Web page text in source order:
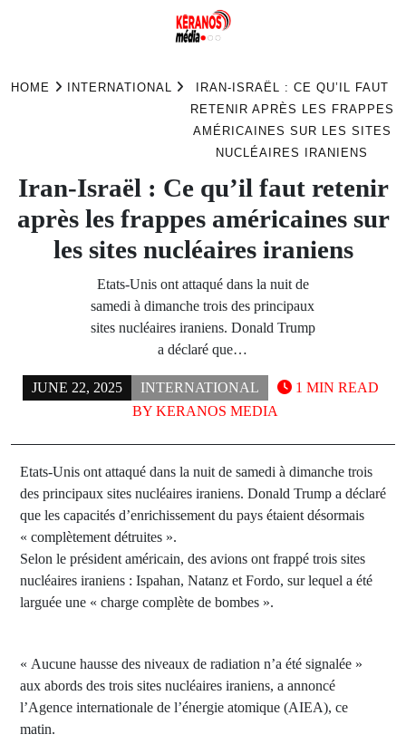
HOME INTERNATIONAL
IRAN-ISRAËL : CE QU’IL FAUT
RETENIR APRÈS LES FRAPPES
AMÉRICAINES SUR LES SITES
NUCLÉAIRES IRANIENS
Iran-Israël : Ce qu’il faut retenir
après les frappes américaines sur
les sites nucléaires iraniens
Etats-Unis ont attaqué dans la nuit de
samedi à dimanche trois des principaux
sites nucléaires iraniens. Donald Trump
a déclaré que…
JUNE 22, 2025
INTERNATIONAL
BY KERANOS MEDIA
1 MIN READ
Etats-Unis ont attaqué dans la nuit de samedi à dimanche trois
des principaux sites nucléaires iraniens. Donald Trump a déclaré
que les capacités d’enrichissement du pays étaient désormais
« complètement détruites ».
Selon le président américain, des avions ont frappé trois sites
nucléaires iraniens : Ispahan, Natanz et Fordo, sur lequel a été
larguée une « charge complète de bombes ».
« Aucune hausse des niveaux de radiation n’a été signalée »
aux abords des trois sites nucléaires iraniens, a annoncé
l’Agence internationale de l’énergie atomique (AIEA), ce
matin.